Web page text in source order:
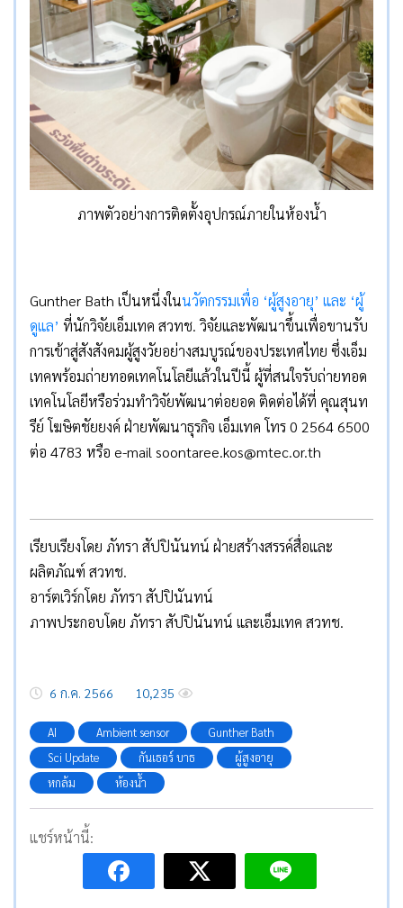
ภาพตัวอย่างการติดตั้งอุปกรณ์ภายในห้องน้ำ
Gunther Bath เป็นหนึ่งในนวัตกรรมเพื่อ ‘ผู้สูงอายุ’ และ ‘ผู้
ดูแล’ ที่นักวิจัยเอ็มเทค สวทช. วิจัยและพัฒนาขึ้นเพื่อขานรับ
การเข้าสู่สังสังคมผู้สูงวัยอย่างสมบูรณ์ของประเทศไทย ซึ่งเอ็ม
เทคพร้อมถ่ายทอดเทคโนโลยีแล้วในปีนี้ ผู้ที่สนใจรับถ่ายทอด
เทคโนโลยีหรือร่วมทำวิจัยพัฒนาต่อยอด ติดต่อได้ที่ คุณสุนท
รีย์ โฆษิตชัยยงค์ ฝ่ายพัฒนาธุรกิจ เอ็มเทค โทร 0 2564 6500
ต่อ 4783 หรือ e-mail soontaree.kos@mtec.or.th
เรียบเรียงโดย ภัทรา สัปปินันทน์ ฝ่ายสร้างสรรค์สื่อและ
ผลิตภัณฑ์ สวทช.
อาร์ตเวิร์กโดย ภัทรา สัปปินันทน์
ภาพประกอบโดย ภัทรา สัปปินันทน์ และเอ็มเทค สวทช.
6 ก.ค. 2566 10,235
AI Ambient sensor
Gunther Bath
Sci Update
กันเธอร์ บาธ
ผู้สูงอายุ
หกล้ม
ห้องน้ำ
แชร์หน้านี้: